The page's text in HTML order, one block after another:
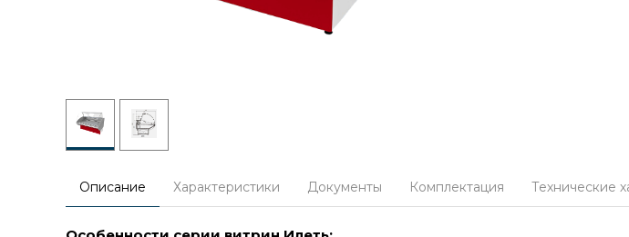
Описание Характеристики Документы Комплектация Технические